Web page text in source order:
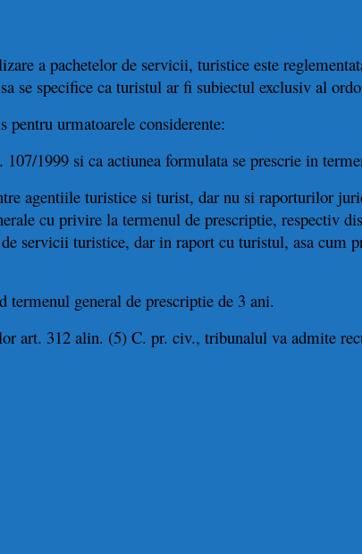
a pachetelor de servicii, turistice este
se specifice ca turistul ar fi subiectul exclusiv al
pentru urmatoarele considerente:
1999 si ca actiunea formulata se prescrie in
agentiile turistice si turist, dar nu si raporturilor
cu privire la termenul de prescriptie, respectiv
servicii turistice, dar in raport cu turistul, asa cum
termenul general de prescriptie de 3 ani.
312 alin. (5) C. pr. civ., tribunalul va admite